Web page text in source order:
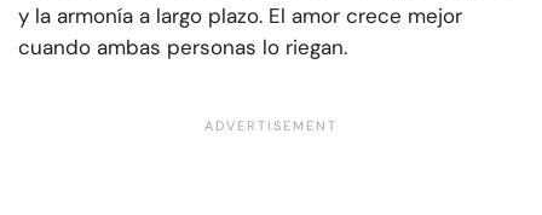
y la armonía a largo plazo. El amor crece mejor
cuando ambas personas lo riegan.